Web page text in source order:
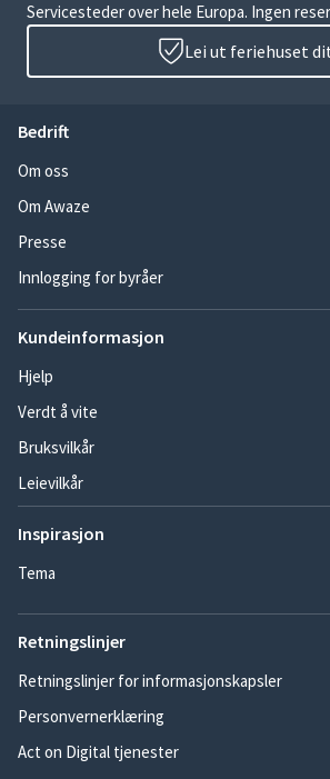
Servicesteder over hele Europa. Ingen
Lei ut feriehuset
Bedrift
Om oss
Om Awaze
Presse
Innlogging for byråer
Kundeinformasjon
Hjelp
Verdt å vite
Bruksvilkår
Leievilkår
Inspirasjon
Tema
Retningslinjer
Retningslinjer for informasjonskapsler
Personvernerklæring
Act on Digital tjenester